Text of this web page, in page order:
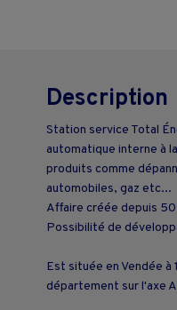
Description
Station service Total
automatique interne à
produits comme
automobiles, gaz etc...
Affaire créée depuis
Possibilité de
Est située en Vendée à
département sur l'axe